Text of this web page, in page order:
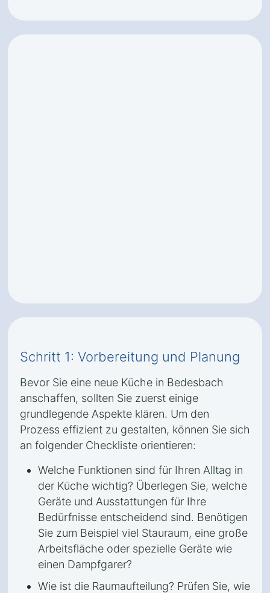
Schritt 1: Vorbereitung und Planung
Bevor Sie eine neue Küche in Bedesbach
anschaffen, sollten Sie zuerst einige
grundlegende Aspekte klären. Um den
Prozess effizient zu gestalten, können Sie sich
an folgender Checkliste orientieren:
Welche Funktionen sind für Ihren Alltag in
der Küche wichtig? Überlegen Sie, welche
Geräte und Ausstattungen für Ihre
Bedürfnisse entscheidend sind. Benötigen
Sie zum Beispiel viel Stauraum, eine große
Arbeitsfläche oder spezielle Geräte wie
einen Dampfgarer?
Wie ist die Raumaufteilung? Prüfen Sie, wie